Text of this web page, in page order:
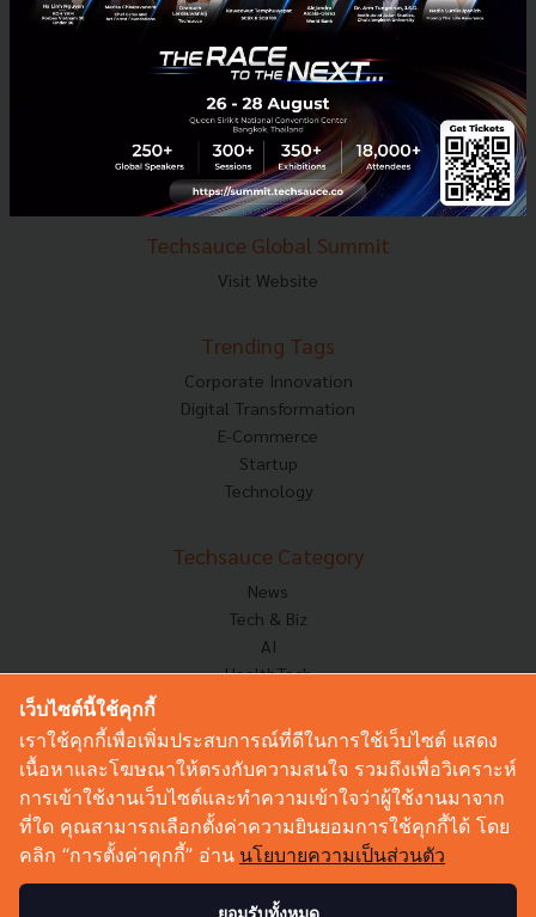
Techsauce Media
About Techsauce
Techsauce Services
Privacy Policy
ส่งบทความ
Techsauce Global Summit
Visit Website
Trending Tags
Corporate Innovation
Digital Transformation
E-Commerce
Startup
Technology
Techsauce Category
News
Tech & Biz
AI
HealthTech
Corp Innov
Saucy Thoughts
Sustainable
Videos
Podcast
เว็บไซต์นี้ใช้คุกกี้
เราใช้คุกกี้เพื่อเพิ่มประสบการณ์ที่ดีในการใช้เว็บไซต์ แสดง
เนื้อหาและโฆษณาให้ตรงกับความสนใจ รวมถึงเพื่อวิเคราะห์
การเข้าใช้งานเว็บไซต์และทำความเข้าใจว่าผู้ใช้งานมาจาก
ที่ใด คุณสามารถเลือกตั้งค่าความยินยอมการใช้คุกกี้ได้ โดย
คลิก “การตั้งค่าคุกกี้” อ่าน นโยบายความเป็นส่วนตัว
ยอมรับทั้งหมด